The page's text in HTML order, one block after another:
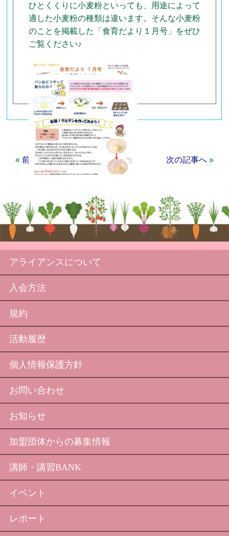
ひとくくりに小麦粉といっても、用途によって
適した小麦粉の種類は違います。そんな小麦粉
のことを掲載した「食育だより１月号」をぜひ
ご覧ください♪
«前の記事へ 一覧へ 次の記事へ»
アライアンスについて
入会方法
規約
活動履歴
個人情報保護方針
お問い合わせ
お知らせ
加盟団体からの募集情報
講師・講習BANK
イベント
レポート